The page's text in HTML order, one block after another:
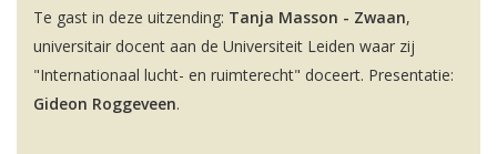
Te gast in deze uitzending: Tanja Masson - Zwaan,
universitair docent aan de Universiteit Leiden waar zij
"Internationaal lucht- en ruimterecht" doceert. Presentatie:
Gideon Roggeveen.